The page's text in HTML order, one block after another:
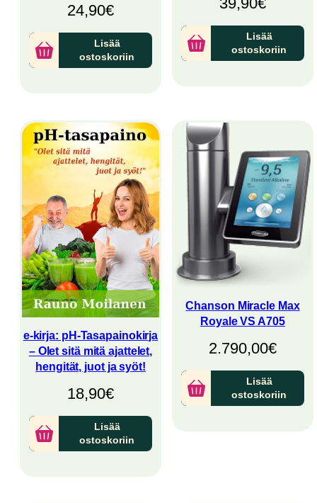
24,90€
Lisää
ostoskoriin
Lisää
ostoskoriin
e-kirja: pH-Tasapainokirja
– Olet sitä mitä ajattelet,
hengität, juot ja syöt!
18,90€
Lisää
ostoskoriin
Chanson Miracle Max
Royale VS A705
2.790,00€
Lisää
ostoskoriin